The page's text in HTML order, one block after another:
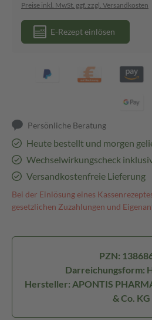
Preise inkl. MwSt. ggf. zzgl. Versandkosten
E-Rezept einlösen
Persönliche Beratung
Heute bestellt und morgen
Wechselwirkungscheck
Versandkostenfreie Lieferung
Bei der Einlösung eines
gesetzlichen Zuzahlungen und
PZN:
Darreichungsform:
Hersteller: APONTIS
& Co. KG